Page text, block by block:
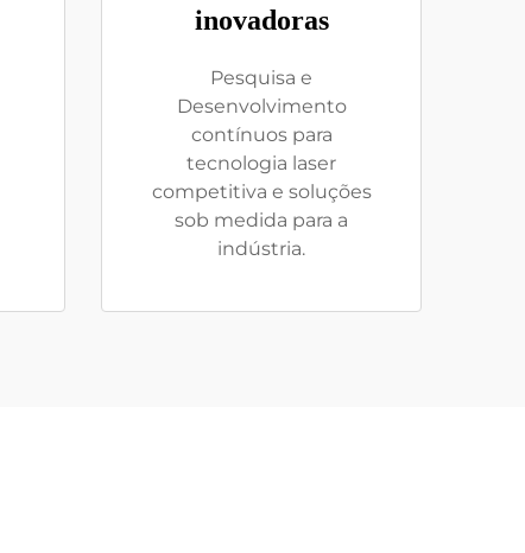
inovadoras
Pesquisa e
Desenvolvimento
contínuos para
tecnologia laser
competitiva e soluções
sob medida para a
indústria.